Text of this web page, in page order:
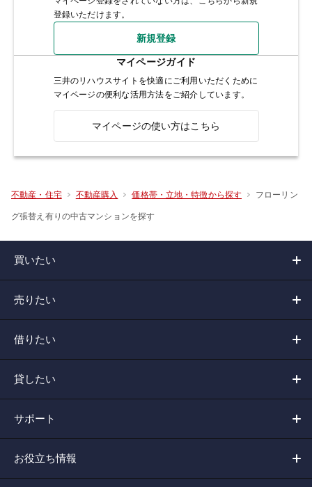
登録いただけます。
新規登録
マイページガイド
三井のリハウスサイトを快適にご利用いただくために
マイページの便利な活用方法をご紹介しています。
マイページの使い方はこちら
不動産・住宅 不動産購入 価格帯・立地・特徴から探す フローリン
グ張替え有りの中古マンションを探す
買いたい
売りたい
借りたい
貸したい
サポート
お役立ち情報